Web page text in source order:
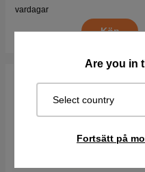
Are you in
Select country
Fortsätt på
vardagar
Köp